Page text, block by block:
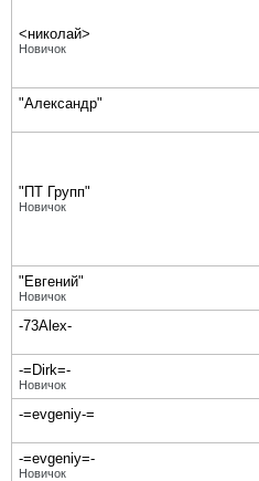
<николай>
Новичок
"Александр"
"ПТ Групп"
Новичок
"Евгений"
Новичок
-73Alex-
-=Dirk=-
Новичок
-=evgeniy-=
-=evgeniy=-
Новичок